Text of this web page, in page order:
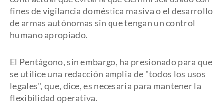
fines de vigilancia doméstica masiva o el desarrollo
de armas autónomas sin que tengan un control
humano apropiado.
El Pentágono, sin embargo, ha presionado para que
se utilice una redacción amplia de "todos los usos
legales", que, dice, es necesaria para mantener la
flexibilidad operativa.